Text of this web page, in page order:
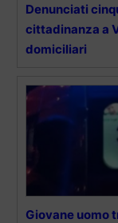
Denunciati
cittadinanza a
domiciliari
Giovane uomo